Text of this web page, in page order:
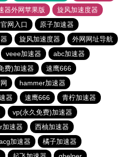
器外网苹果版
旋风加速度器
网入口
原子加速器
旋风加速度器
外网网址导航
veee加速器
abc加速器
费)加速器
速鹰666
hammer加速器
器 速鹰666
青柠加速器
vp(永久免费)加速器
加速器
西柚加速器
加速器
橘子加速器